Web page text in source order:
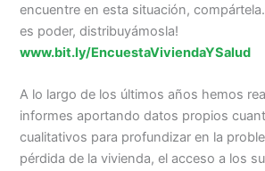
encuentre en esta situación,
es poder, distribuyámosla!
www.bit.ly/EncuestaViviendaYSalud
A lo largo de los últimos años hemos
informes aportando datos propios
cualitativos para profundizar en la
pérdida de la vivienda, el acceso a los